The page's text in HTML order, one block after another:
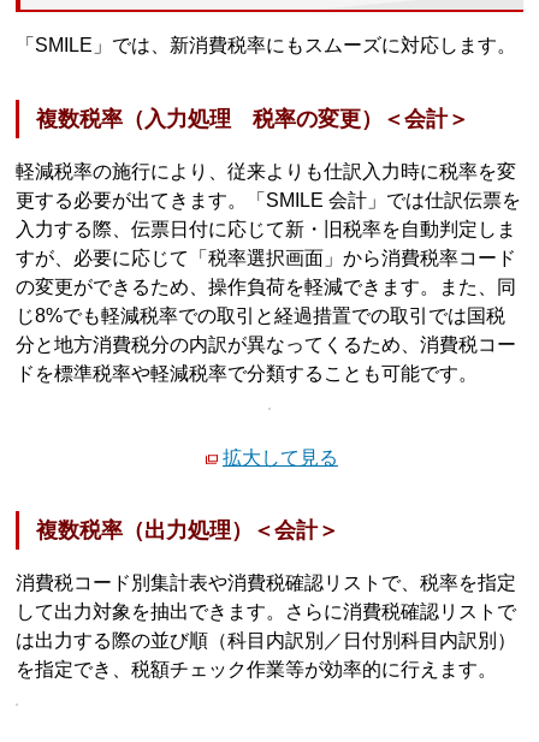
「SMILE」では、新消費税率にもスムーズに対応します。
複数税率（入力処理 税率の変更）＜会計＞
軽減税率の施行により、従来よりも仕訳入力時に税率を変
更する必要が出てきます。「SMILE 会計」では仕訳伝票を
入力する際、伝票日付に応じて新・旧税率を自動判定しま
すが、必要に応じて「税率選択画面」から消費税率コード
の変更ができるため、操作負荷を軽減できます。また、同
じ8%でも軽減税率での取引と経過措置での取引では国税
分と地方消費税分の内訳が異なってくるため、消費税コー
ドを標準税率や軽減税率で分類することも可能です。
拡大して見る
複数税率（出力処理）＜会計＞
消費税コード別集計表や消費税確認リストで、税率を指定
して出力対象を抽出できます。さらに消費税確認リストで
は出力する際の並び順（科目内訳別／日付別科目内訳別）
を指定でき、税額チェック作業等が効率的に行えます。